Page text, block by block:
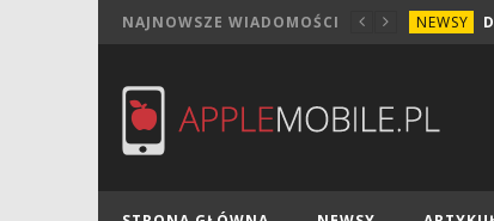
NAJNOWSZE WIADOMOŚCI NEWSY